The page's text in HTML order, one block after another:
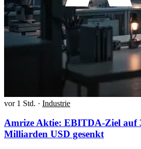
vor 1 Std. · Industrie
Amrize Aktie: EBITDA-Ziel auf
Milliarden USD gesenkt